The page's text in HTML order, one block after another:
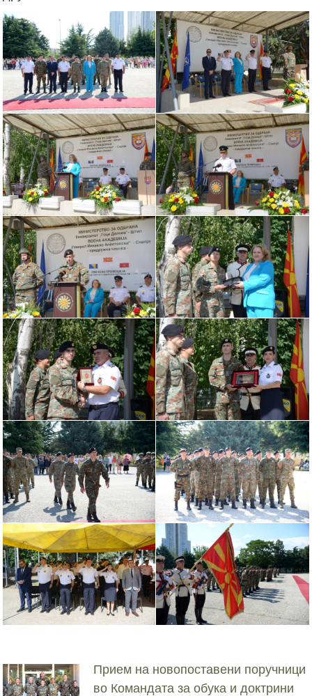
Прием на новопоставени поручници
во Командата за обука и доктрини